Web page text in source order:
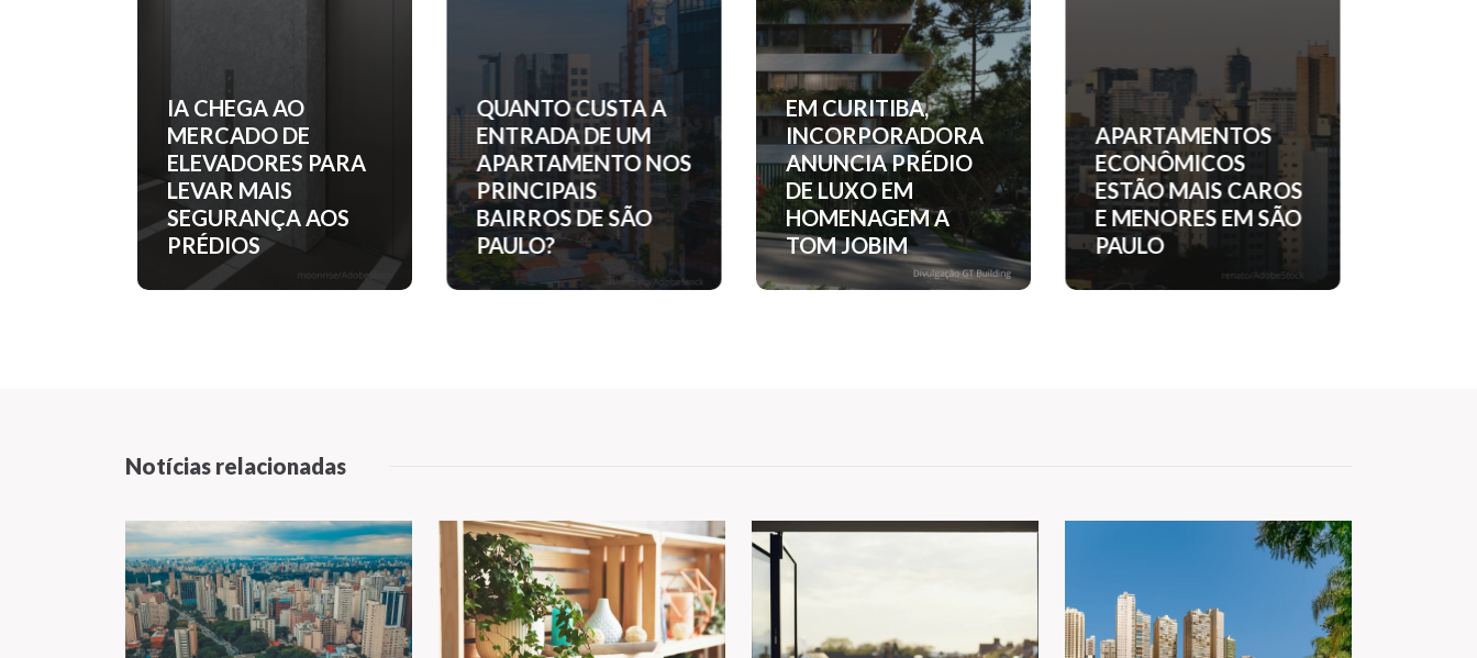
IA CHEGA AO
MERCADO DE
ELEVADORES PARA
LEVAR MAIS
SEGURANÇA AOS
PRÉDIOS
QUANTO CUSTA A
ENTRADA DE UM
APARTAMENTO NOS
PRINCIPAIS
BAIRROS DE SÃO
PAULO?
EM CURITIBA,
INCORPORADORA
ANUNCIA PRÉDIO
DE LUXO EM
HOMENAGEM A
TOM JOBIM
APARTAMENTOS
ECONÔMICOS
ESTÃO MAIS CAROS
E MENORES EM SÃO
PAULO
Notícias relacionadas